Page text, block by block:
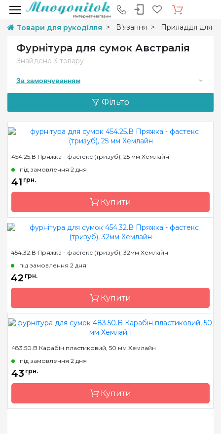
Товари для рукоділля В'язання Приладдя для
Фурнітура для сумок Австралія
Знайдено 3 товару
За замовчуванням
Фільтр
454.25.В Пряжка - фастекс (тризуб), 25 мм Хемлайн
під замовлення 2 дня
41 грн.
Купити
454.32.В Пряжка - фастекс (тризуб), 32мм Хемлайн
під замовлення 2 дня
42 грн.
Купити
483.50.B Карабін пластиковий, 50 мм Хемлайн
під замовлення 2 дня
43 грн.
Купити